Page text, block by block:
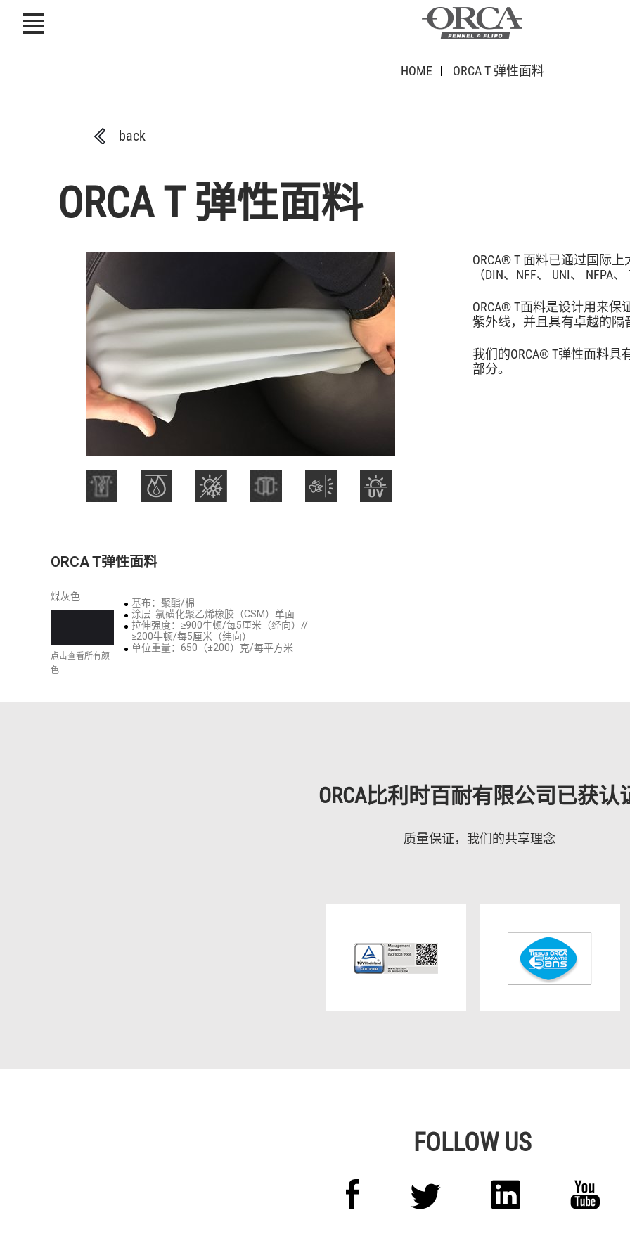
HOME ORCA T 弹性面料
back
ORCA T 弹性面料
ORCA® T 面料已通过国际
（DIN、NFF、 UNI、 NFPA
ORCA® T面料是设计用来
紫外线，并且具有卓越的隔
我们的ORCA® T弹性面料
部分。
ORCA T弹性面料
煤灰色
点击查看所有颜
色
基布：聚酯/棉
涂层: 氯磺化聚乙烯橡胶（CSM）单面
拉伸强度：≥900牛顿/每5厘米（经向）//
≥200牛顿/每5厘米（纬向）
单位重量：650（±200）克/每平方米
ORCA比利时百耐有限公司已获认
质量保证，我们的共享理念
FOLLOW US